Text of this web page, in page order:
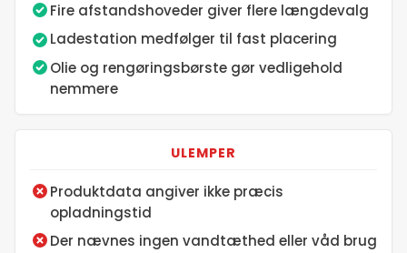
14. maj 2026
15. maj 2026
18. maj 2026
Fire afstandshoveder giver flere længdevalg
Ladestation medfølger til fast placering
Olie og rengøringsbørste gør vedligehold
nemmere
ULEMPER
Produktdata angiver ikke præcis
opladningstid
Der nævnes ingen vandtæthed eller våd brug